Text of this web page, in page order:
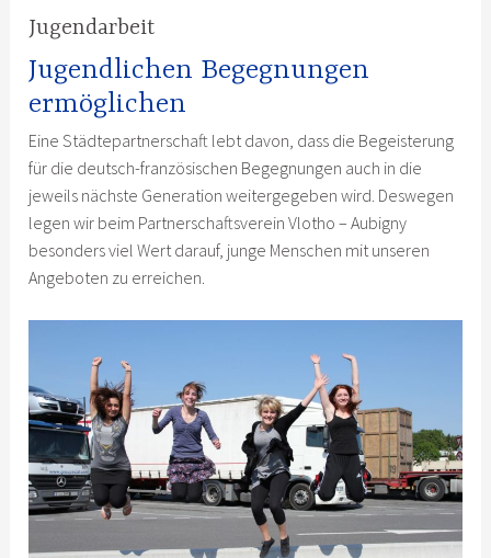
Jugendarbeit
Jugendlichen Begegnungen
ermöglichen
Eine Städtepartnerschaft lebt davon, dass die Begeisterung
für die deutsch-französischen Begegnungen auch in die
jeweils nächste Generation weitergegeben wird. Deswegen
legen wir beim Partnerschaftsverein Vlotho – Aubigny
besonders viel Wert darauf, junge Menschen mit unseren
Angeboten zu erreichen.